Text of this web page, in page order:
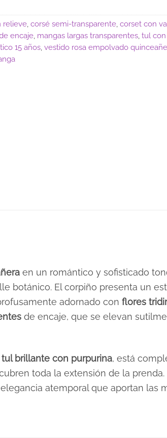
relieve corsé semi-transparente corset con
encaje mangas largas transparentes tul con
15 años vestido rosa empolvado
en un romántico y sofisticado
botánico. El corpiño presenta un
adornado con flores
de encaje, que se elevan
tul brillante con purpurina, está
toda la extensión de la prenda.
atemporal que aportan las